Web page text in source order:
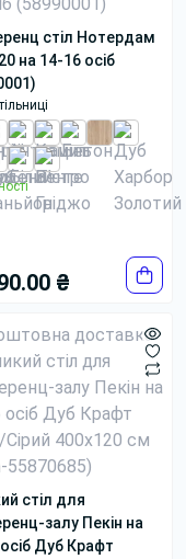
стіл Нотердам
на 14-16 осіб
₴
доставка
стіл для
залу Пекін на
Дуб Крафт